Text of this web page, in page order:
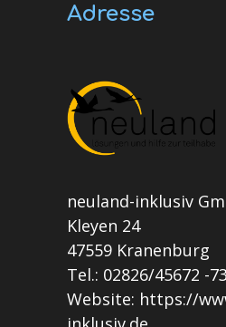
Adresse
neuland-inklusiv
Kleyen 24
47559 Kranenburg
Tel.: 02826/45672 -73
Website: https://